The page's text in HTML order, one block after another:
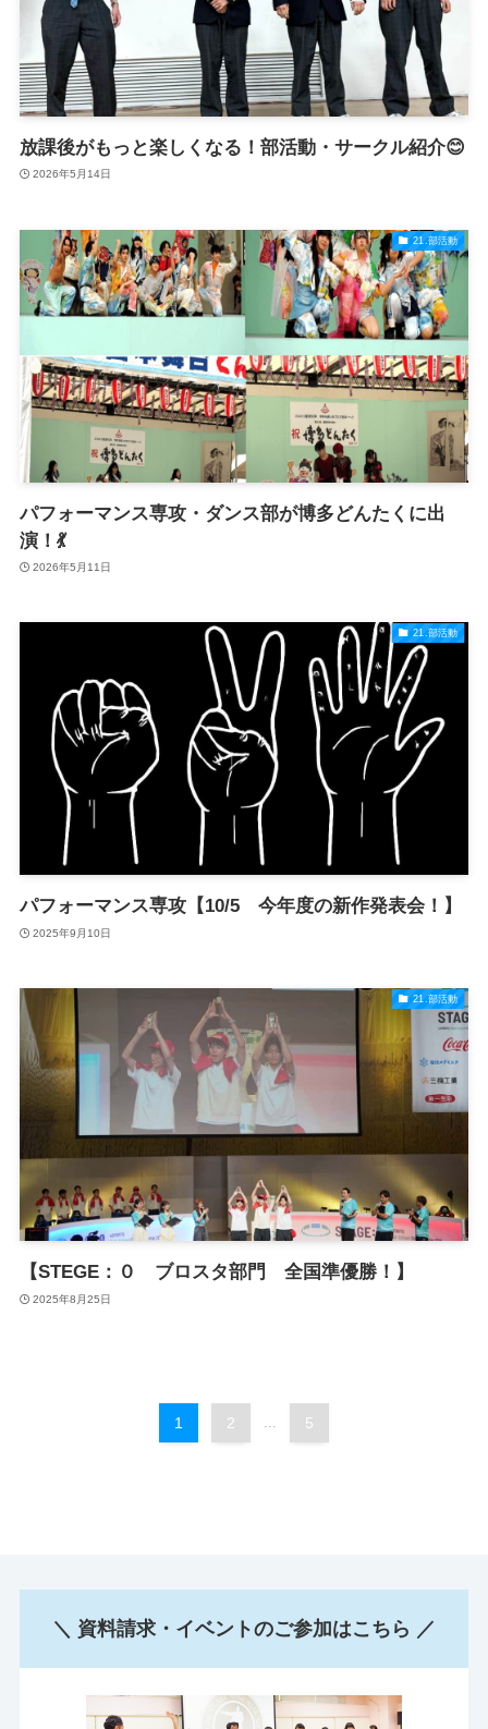
放課後がもっと楽しくなる！部活動・サークル紹介😊
2026年5月14日
21.部活動
パフォーマンス専攻・ダンス部が博多どんたくに出
演！💃
2026年5月11日
21.部活動
パフォーマンス専攻【10/5 今年度の新作発表会！】
2025年9月10日
21.部活動
【STEGE：０ ブロスタ部門 全国準優勝！】
2025年8月25日
1 2 ... 5
＼ 資料請求・イベントのご参加はこちら ／